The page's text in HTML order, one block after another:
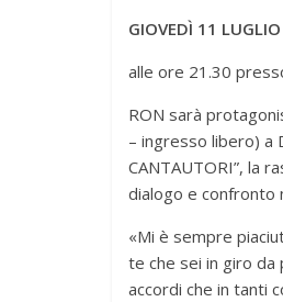
GIOVEDÌ 11
alle ore 21.30
RON sarà
– ingresso libero) a
CANTAUTORI”, la
dialogo e confronto
«Mi è sempre
te che sei in giro da
accordi che in tanti